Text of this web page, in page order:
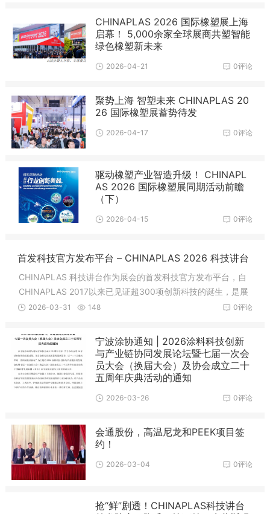
CHINAPLAS 2026 国际橡塑展上海
启幕！ 5,000余家全球展商共塑智能
绿色橡塑新未来
0评论
2026-04-21
聚势上海 智塑未来 CHINAPLAS 20
26 国际橡塑展蓄势待发
0评论
2026-04-17
驱动橡塑产业智造升级！ CHINAPL
AS 2026 国际橡塑展同期活动前瞻
（下）
0评论
2026-04-15
首发科技官方发布平台 – CHINAPLAS 2026 科技讲台
CHINAPLAS 科技讲台作为展会的首发科技官方发布平台，自
CHINAPLAS 2017以来已见证超300项创新科技的诞生，是展
会中不可或缺的科技盛事。本届科技讲台将呈现超40项首发及
0评论
2026-03-31 148
宁波涂协通知 | 2026涂料科技创新
与产业链协同发展论坛暨七届一次会
员大会（换届大会）及协会成立二十
五周年庆典活动的通知
0评论
2026-03-26
会通股份，高温尼龙和PEEK项目签
约！
0评论
2026-03-04
抢“鲜”剧透！CHINAPLAS科技讲台